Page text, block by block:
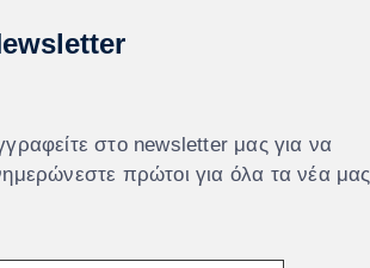
στο newsletter μας για να
πρώτοι για όλα τα νέα μας